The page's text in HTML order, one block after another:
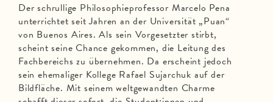
Der schrullige Philosophieprofessor Marcelo Pena
unterrichtet seit Jahren an der Universität „Puan“
von Buenos Aires. Als sein Vorgesetzter stirbt,
scheint seine Chance gekommen, die Leitung des
Fachbereichs zu übernehmen. Da erscheint jedoch
sein ehemaliger Kollege Rafael Sujarchuk auf der
Bildfläche. Mit seinem weltgewandten Charme